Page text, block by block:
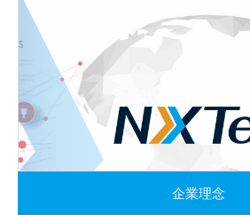
企業理念